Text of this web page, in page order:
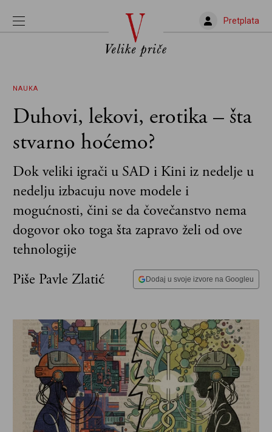
Pretplata
NAUKA
Duhovi, lekovi, erotika – šta
stvarno hoćemo?
Dok veliki igrači u SAD i Kini iz nedelje u
nedelju izbacuju nove modele i
mogućnosti, čini se da čovečanstvo nema
dogovor oko toga šta zapravo želi od ove
tehnologije
Piše Pavle Zlatić
Dodaj u svoje izvore na Googleu